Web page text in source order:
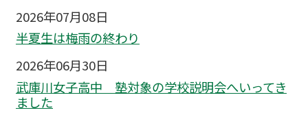
2026年07月08日
半夏生は梅雨の終わり
2026年06月30日
武庫川女子高中 塾対象の学校説明会へいってき
ました